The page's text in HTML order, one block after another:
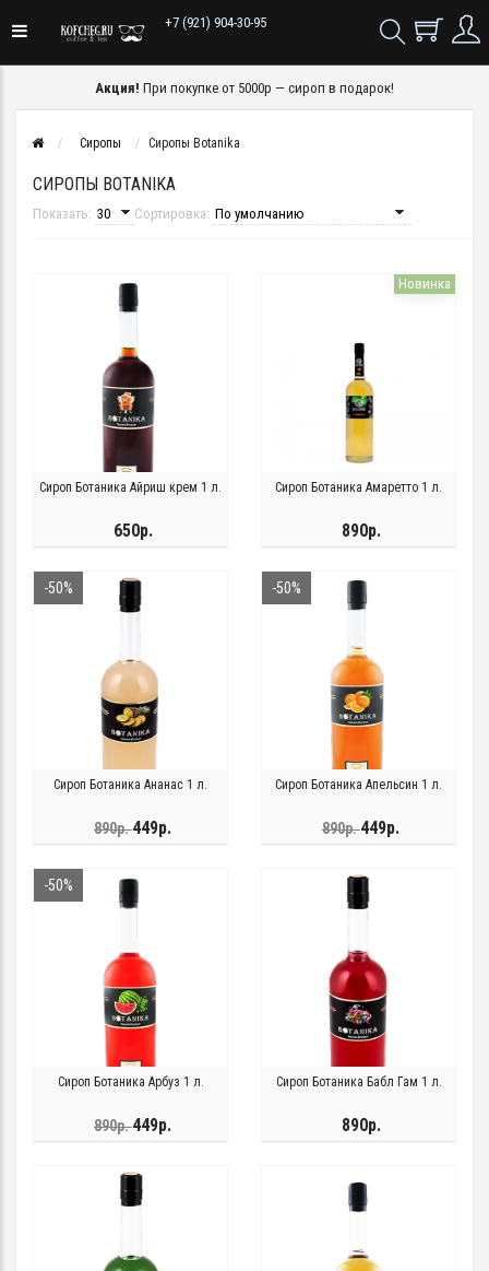
+7 (921) 904-30-95
Акция! При покупке от 5000р — сироп в подарок!
Сиропы Сиропы Botanika
СИРОПЫ BOTANIKA
Показать: Сортировка:
Сироп Ботаника Айриш крем 1 л.
650р.
Новинка
Сироп Ботаника Амаретто 1 л.
890р.
-50%
Сироп Ботаника Ананас 1 л.
890р.449р.
-50%
Сироп Ботаника Апельсин 1 л.
890р.449р.
-50%
Сироп Ботаника Арбуз 1 л.
890р.449р.
Сироп Ботаника Бабл Гам 1 л.
890р.